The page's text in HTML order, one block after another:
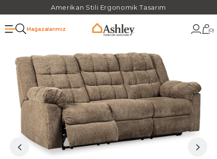
Amerikan Stili Ergonomik Tasarım
Mağazalarımız 0